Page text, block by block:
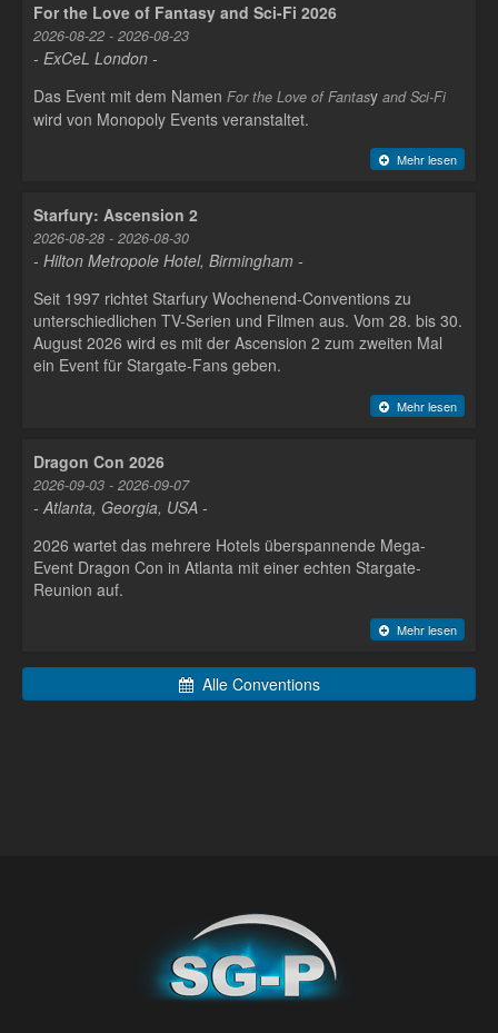
For the Love of Fantasy and Sci-Fi 2026
2026-08-22 - 2026-08-23
- ExCeL London -
Das Event mit dem Namen For the Love of Fantasy and Sci-Fi
wird von Monopoly Events veranstaltet.
Mehr lesen
Starfury: Ascension 2
2026-08-28 - 2026-08-30
- Hilton Metropole Hotel, Birmingham -
Seit 1997 richtet Starfury Wochenend-Conventions zu
unterschiedlichen TV-Serien und Filmen aus. Vom 28. bis 30.
August 2026 wird es mit der Ascension 2 zum zweiten Mal
ein Event für Stargate-Fans geben.
Mehr lesen
Dragon Con 2026
2026-09-03 - 2026-09-07
- Atlanta, Georgia, USA -
2026 wartet das mehrere Hotels überspannende Mega-
Event Dragon Con in Atlanta mit einer echten Stargate-
Reunion auf.
Mehr lesen
Alle Conventions